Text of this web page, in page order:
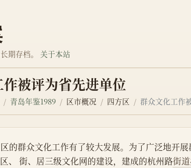
期存档。 关于本站
被评为省先进单位
青岛年鉴1989 区市概况 四方区 群众文化工作
的群众文化工作有了较大发展。为了广泛地开展
、 街、居三级文化网的建设，建成的杭州路街